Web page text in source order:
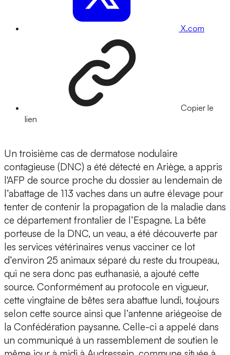
X.com
Copier le
lien
Un troisième cas de dermatose nodulaire
contagieuse (DNC) a été détecté en Ariège, a appris
l'AFP de source proche du dossier au lendemain de
l’abattage de 113 vaches dans un autre élevage pour
tenter de contenir la propagation de la maladie dans
ce département frontalier de l’Espagne. La bête
porteuse de la DNC, un veau, a été découverte par
les services vétérinaires venus vacciner ce lot
d’environ 25 animaux séparé du reste du troupeau,
qui ne sera donc pas euthanasié, a ajouté cette
source. Conformément au protocole en vigueur,
cette vingtaine de bêtes sera abattue lundi, toujours
selon cette source ainsi que l’antenne ariégeoise de
la Confédération paysanne. Celle-ci a appelé dans
un communiqué à un rassemblement de soutien le